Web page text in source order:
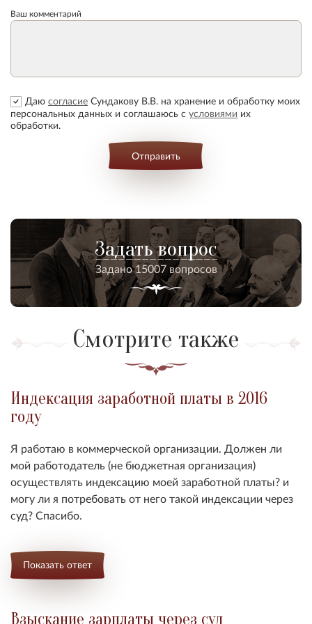
Ваш комментарий
Даю согласие Сундакову В.В. на хранение и обработку моих
персональных данных и соглашаюсь с условиями их
обработки.
Отправить
Задать вопрос
Задано 15007 вопросов
Смотрите также
Индексация заработной платы в 2016
году
Я работаю в коммерческой организации. Должен ли
мой работодатель (не бюджетная организация)
осуществлять индексацию моей заработной платы? и
могу ли я потребовать от него такой индексации через
суд? Спасибо.
Показать ответ
Взыскание зарплаты через суд